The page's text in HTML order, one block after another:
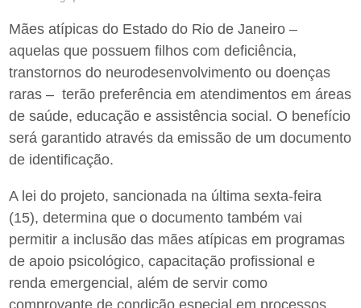
Mães atípicas do Estado do Rio de Janeiro –
aquelas que possuem filhos com deficiência,
transtornos do neurodesenvolvimento ou doenças
raras – terão preferência em atendimentos em áreas
de saúde, educação e assistência social. O benefício
será garantido através da emissão de um documento
de identificação.
A lei do projeto, sancionada na última sexta-feira
(15), determina que o documento também vai
permitir a inclusão das mães atípicas em programas
de apoio psicológico, capacitação profissional e
renda emergencial, além de servir como